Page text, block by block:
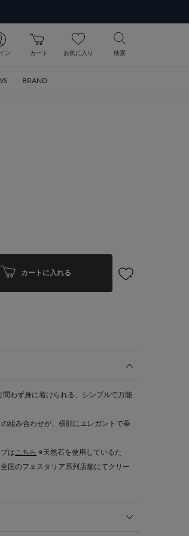
ン カート お気に入り 検索
BRAND
カートに入れる
わず身に着けられる、シンプルで万能
組み合わせが、横顔にエレガントで華
は こちら ※天然石を使用しているた
国のフェスタリア系列店舗にてクリー